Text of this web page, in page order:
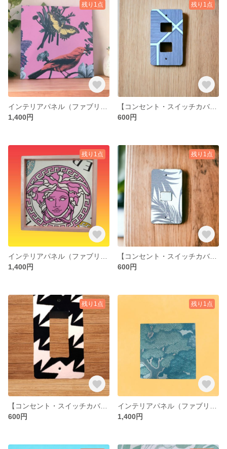
残り1点
1,400円
残り1点
【コンセント・スイッチカバー】 輸入壁紙使用 ハンドメイド デコレーション
600円
残り1点
1,400円
残り1点
【コンセント・スイッチカバー】 輸入壁紙使用 ハンドメイド デコレーション
600円
残り1点
【コンセント・スイッチカバー】 輸入壁紙使用 ハンドメイド デコレーション
600円
残り1点
1,400円